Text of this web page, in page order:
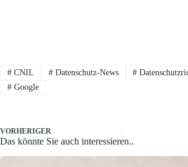
#CNIL #Datenschutz-News #
#Google
VORHERIGER
Das könnte Sie auch interessieren..